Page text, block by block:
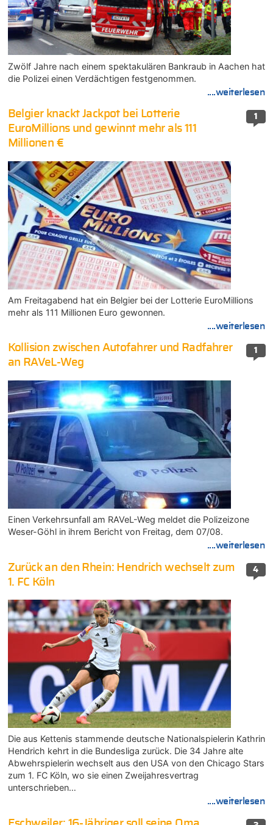
Zwölf Jahre nach einem spektakulären Bankraub in Aachen hat
die Polizei einen Verdächtigen festgenommen.
....weiterlesen
1
Belgier knackt Jackpot bei Lotterie
EuroMillions und gewinnt mehr als 111
Millionen €
Am Freitagabend hat ein Belgier bei der Lotterie EuroMillions
mehr als 111 Millionen Euro gewonnen.
....weiterlesen
1
Kollision zwischen Autofahrer und Radfahrer
an RAVeL-Weg
Einen Verkehrsunfall am RAVeL-Weg meldet die Polizeizone
Weser-Göhl in ihrem Bericht von Freitag, dem 07/08.
....weiterlesen
4
Zurück an den Rhein: Hendrich wechselt zum
1. FC Köln
Die aus Kettenis stammende deutsche Nationalspielerin Kathrin
Hendrich kehrt in die Bundesliga zurück. Die 34 Jahre alte
Abwehrspielerin wechselt aus den USA von den Chicago Stars
zum 1. FC Köln, wo sie einen Zweijahresvertrag
unterschrieben…
....weiterlesen